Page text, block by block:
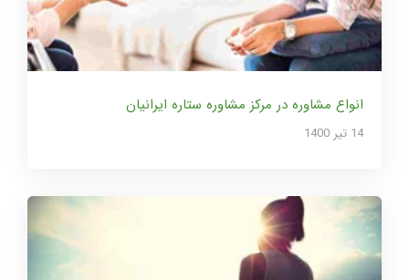
انواع مشاوره در مرکز مشاوره ستاره ایرانیان
14 تير 1400